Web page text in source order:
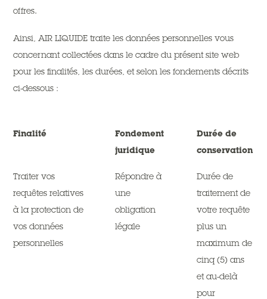
offres.
Ainsi, AIR LIQUIDE traite les données personnelles vous
concernant collectées dans le cadre du présent site web
pour les finalités, les durées, et selon les fondements décrits
ci-dessous :
Finalité
Fondement
juridique
Durée de
conservation
Traiter vos
requêtes relatives
à la protection de
vos données
personnelles
Répondre à
une
obligation
légale
Durée de
traitement de
votre requête
plus un
maximum de
cinq (5) ans
et au-delà
pour